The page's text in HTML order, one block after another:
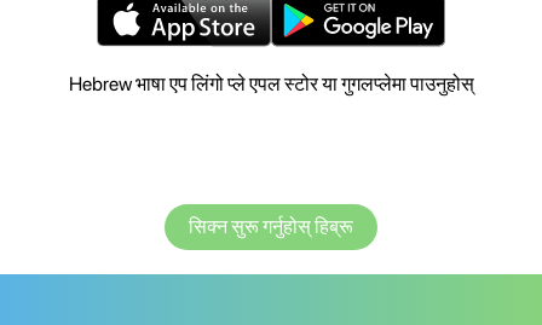
Hebrew भाषा एप लिंगो प्ले एपल स्टोर या गुगलप्लेमा पाउनुहोस्
सिक्न सुरू गर्नुहोस् हिब्रू